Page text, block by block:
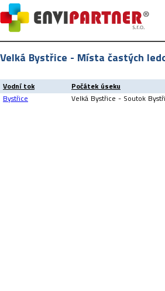
Velká Bystřice - Místa častých
Vodní tok
Počátek úseku
Bystřice
Velká Bystřice - Soutok